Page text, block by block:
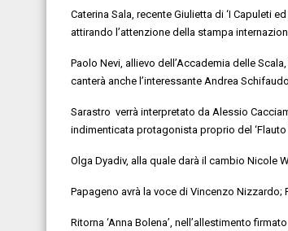
Caterina Sala, recente Giulietta di ‘I Capuleti
attirando l’attenzione della stampa
Paolo Nevi, allievo dell’Accademia delle Scala
canterà anche l’interessante Andrea Schifaudo
Sarastro verrà interpretato da Alessio
indimenticata protagonista proprio del
Olga Dyadiv, alla quale darà il cambio Nicole
Papageno avrà la voce di Vincenzo Nizzardo;
Ritorna ‘Anna Bolena’, nell’allestimento firmato